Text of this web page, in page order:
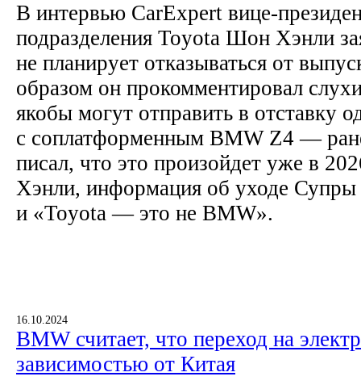
В интервью CarExpert вице-
подразделения Toyota Шон Хэнли
не планирует отказываться от
образом он прокомментировал
якобы могут отправить в отставку
с соплатформенным BMW Z4 —
писал, что это произойдет уже в
Хэнли, информация об уходе
и «Toyota — это не BMW».
16.10.2024
BMW считает, что переход на
зависимостью от Китая